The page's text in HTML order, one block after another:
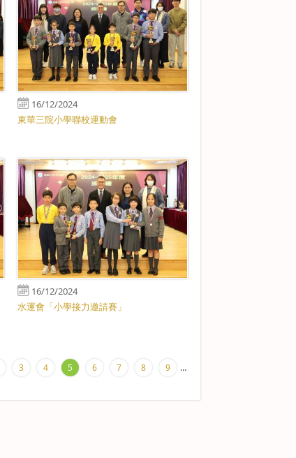
16/12/2024
東華三院小學聯校運動會
16/12/2024
水運會「小學接力邀請賽」
3 4 5 6 7 8 9 …